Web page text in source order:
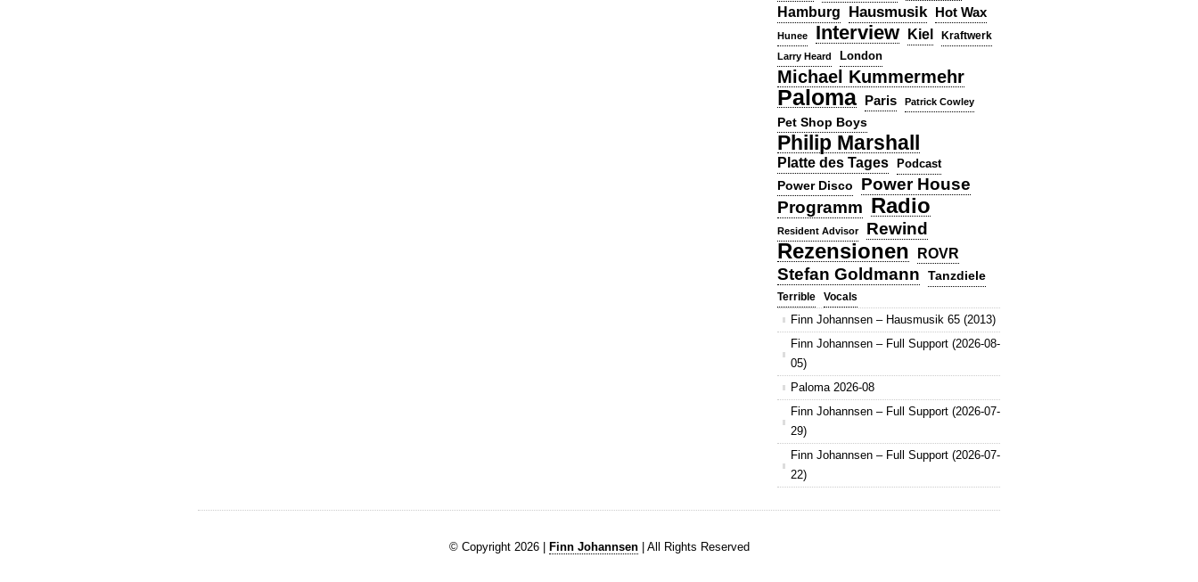
Hamburg Hausmusik Hot Wax
Hunee Interview Kiel
Kraftwerk
Larry Heard
London
Michael Kummermehr
Paloma Paris Patrick Cowley
Pet Shop Boys
Philip Marshall
Platte des Tages Podcast
Power Disco
Power House
Programm Radio
Resident Advisor Rewind
Rezensionen ROVR
Stefan Goldmann Tanzdiele
Terrible Vocals
Finn Johannsen – Hausmusik 65 (2013)
Finn Johannsen – Full Support (2026-08-
05)
Paloma 2026-08
Finn Johannsen – Full Support (2026-07-
29)
Finn Johannsen – Full Support (2026-07-
22)
© Copyright 2026 | Finn Johannsen| All Rights Reserved